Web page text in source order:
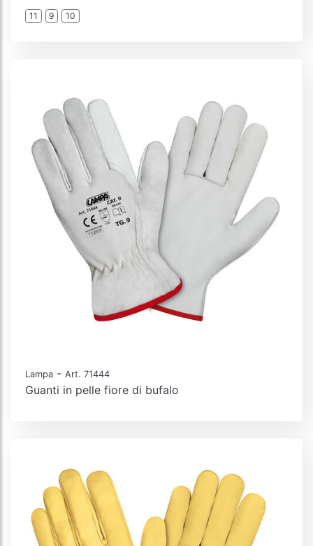
11 9 10
Lampa - Art. 71444
Guanti in pelle fiore di bufalo